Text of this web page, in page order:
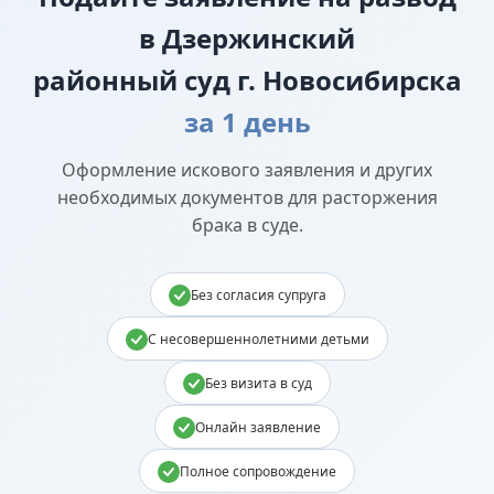
в Дзержинский
районный суд г. Новосибирска
за 1 день
Оформление искового заявления и других
необходимых документов для расторжения
брака в суде.
Без согласия супруга
С несовершеннолетними детьми
Без визита в суд
Онлайн заявление
Полное сопровождение